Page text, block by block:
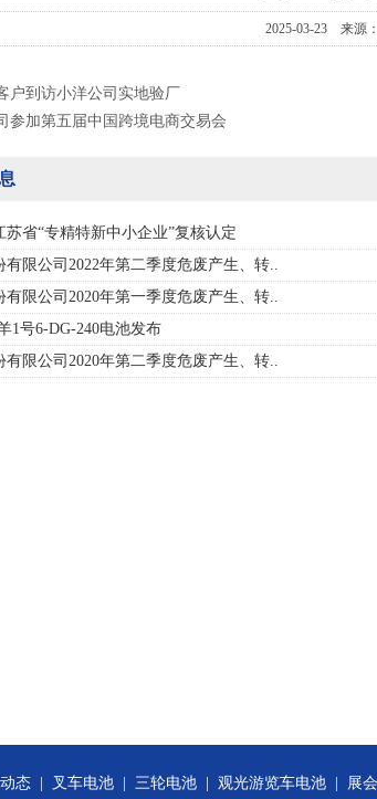
2025-03-23 来源
户到访小洋公司实地验厂
参加第五届中国跨境电商交易会
苏省“专精特新中小企业”复核认定
有限公司2022年第二季度危废产生、转..
有限公司2020年第一季度危废产生、转..
1号6-DG-240电池发布
有限公司2020年第二季度危废产生、转..
态 叉车电池 三轮电池 观光游览车电池 展